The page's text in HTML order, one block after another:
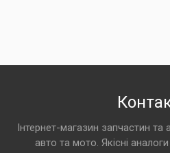
Інтернет-магазин запчастин та
авто та мото. Якісні аналоги